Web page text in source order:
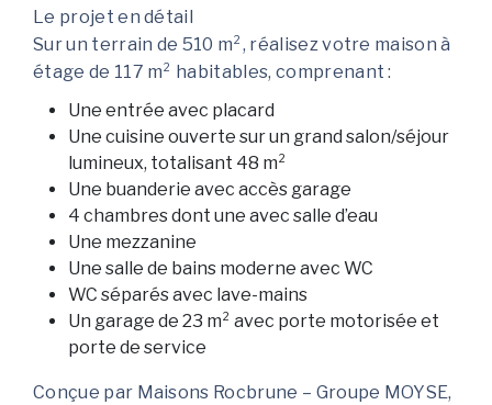
Le projet en détail
Sur un terrain de 510 m², réalisez votre maison à
étage de 117 m² habitables, comprenant :
Une entrée avec placard
Une cuisine ouverte sur un grand salon/séjour
lumineux, totalisant 48 m²
Une buanderie avec accès garage
4 chambres dont une avec salle d’eau
Une mezzanine
Une salle de bains moderne avec WC
WC séparés avec lave-mains
Un garage de 23 m² avec porte motorisée et
porte de service
Conçue par Maisons Rocbrune – Groupe MOYSE,